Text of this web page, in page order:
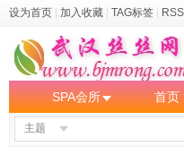
设为首页 加入收藏 TAG标签
SPA会所 首页
主题